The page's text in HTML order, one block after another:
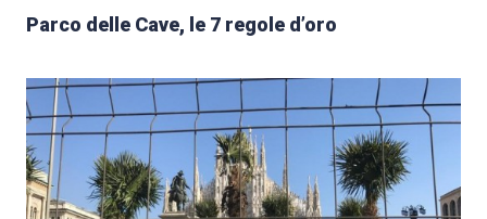
Parco delle Cave, le 7 regole d’oro